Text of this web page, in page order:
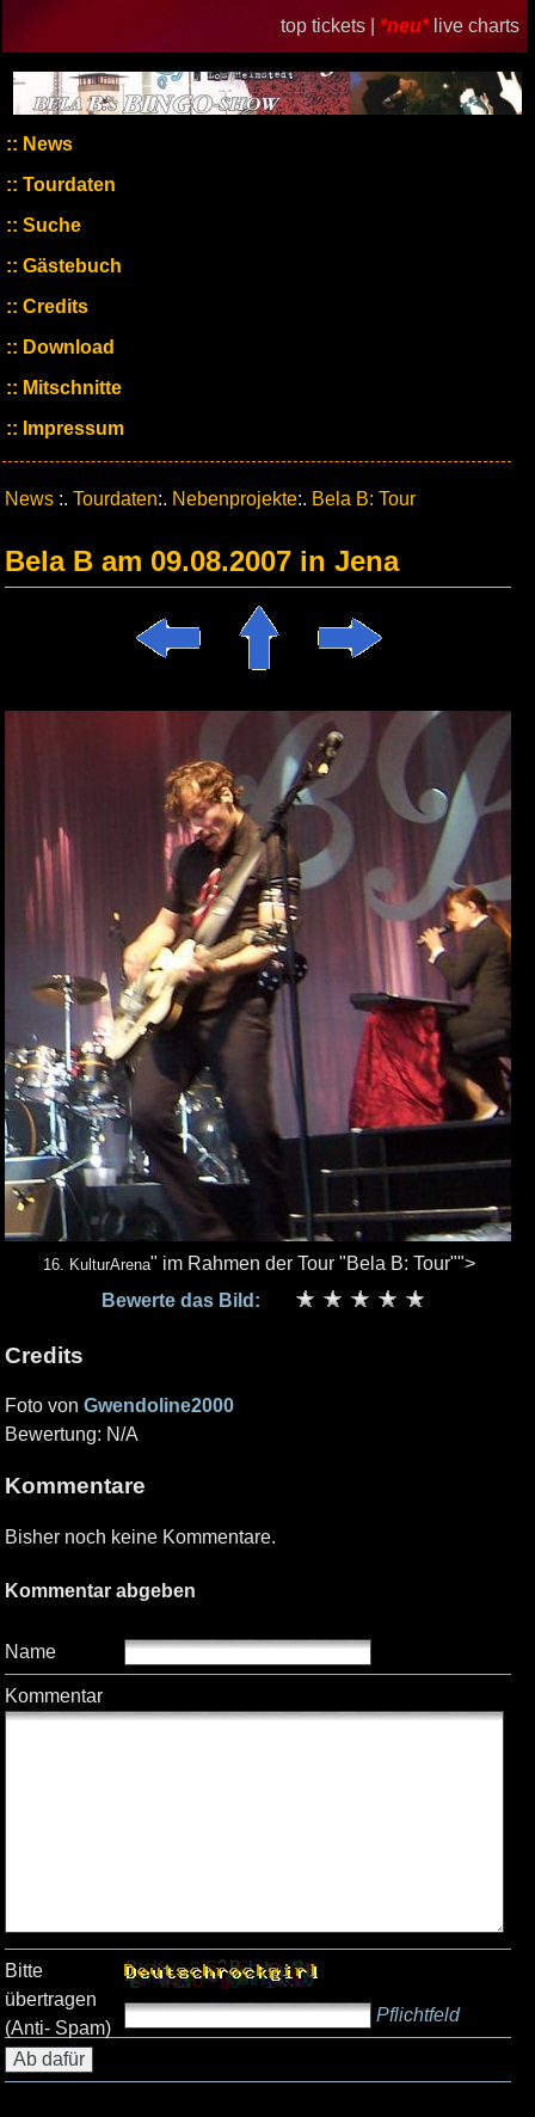
top tickets | *neu* live charts
News
Tourdaten
Suche
Gästebuch
Credits
Download
Mitschnitte
Impressum
News :. Tourdaten:. Nebenprojekte:. Bela B: Tour
Bela B am 09.08.2007 in Jena
16. KulturArena" im Rahmen der Tour "Bela B: Tour"">
Bewerte das Bild:
Credits
Foto von Gwendoline2000
Bewertung: N/A
Kommentare
Bisher noch keine Kommentare.
Kommentar abgeben
Name
Kommentar
Bitte
übertragen
(Anti- Spam)
Pflichtfeld